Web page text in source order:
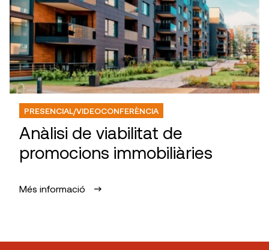
PRESENCIAL/VIDEOCONFERÈNCIA
Anàlisi de viabilitat de
promocions immobiliàries
Més informació